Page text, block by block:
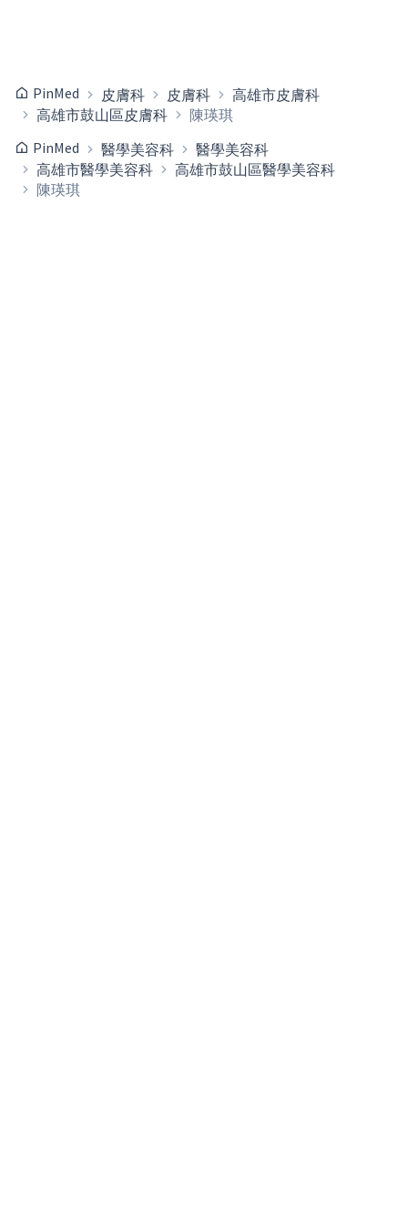
PinMed 皮膚科 皮膚科
高雄市皮膚科
高雄市鼓山區皮膚科
陳瑛琪
PinMed
醫學美容科
醫學美容科
高雄市醫學美容科
高雄市鼓山區醫學美容科
陳瑛琪